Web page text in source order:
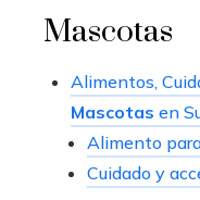
Mascotas
Alimentos,
Mascotas en
Alimento
Cuidado y